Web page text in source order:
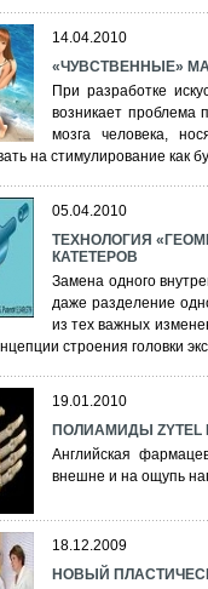
14.04.2010
«ЧУВСТВЕННЫЕ»
При разработке
возникает проблема
мозга человека,
на стимулирование как
05.04.2010
ТЕХНОЛОГИЯ
КАТЕТЕРОВ
Замена одного
даже разделение
из тех важных
строения головки
19.01.2010
ПОЛИАМИДЫ ZYTEL
Английская
внешне и на ощупь
18.12.2009
НОВЫЙ